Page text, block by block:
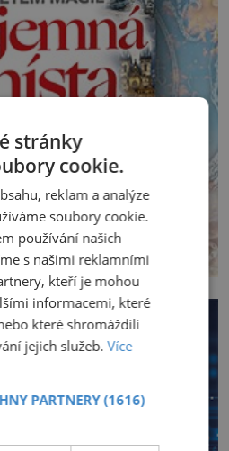
stránky
cookie.
reklam a analýze
soubory cookie.
používání našich
s našimi reklamními
kteří je mohou
informacemi, které
které shromáždili
jejich služeb.Více
PARTNERY(1616)